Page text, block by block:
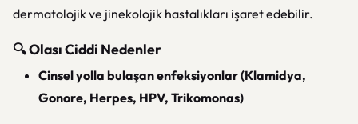
dermatolojik ve jinekolojik hastalıkları işaret edebilir.
🔍 Olası Ciddi Nedenler
Cinsel yolla bulaşan enfeksiyonlar (Klamidya,
Gonore, Herpes, HPV, Trikomonas)